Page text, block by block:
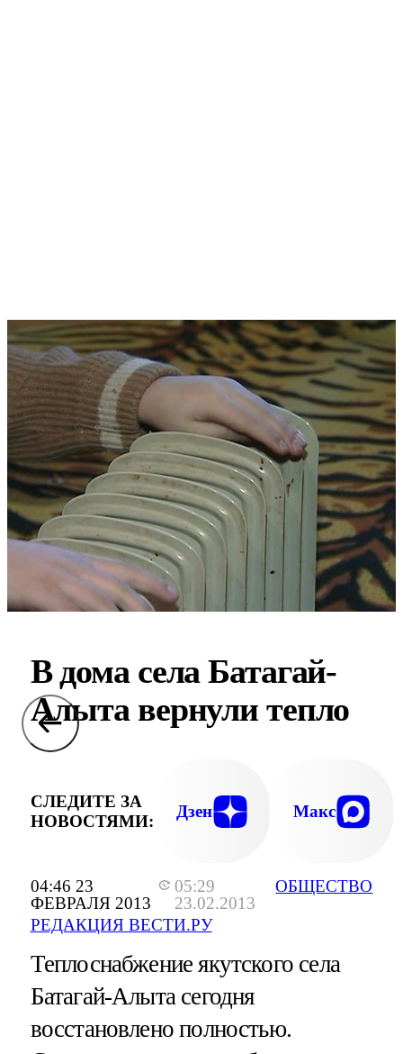
04:46 23
ФЕВРАЛЯ 2013
05:29
23.02.2013
РЕДАКЦИЯ ВЕСТИ.РУ
ОБЩЕСТВО
В дома села Батагай-
Алыта вернули тепло
СЛЕДИТЕ ЗА
НОВОСТЯМИ:
Дзен Макс
Теплоснабжение якутского села
Батагай-Алыта сегодня
восстановлено полностью.